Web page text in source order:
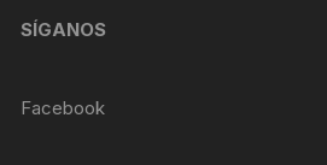
SÍGANOS
Facebook